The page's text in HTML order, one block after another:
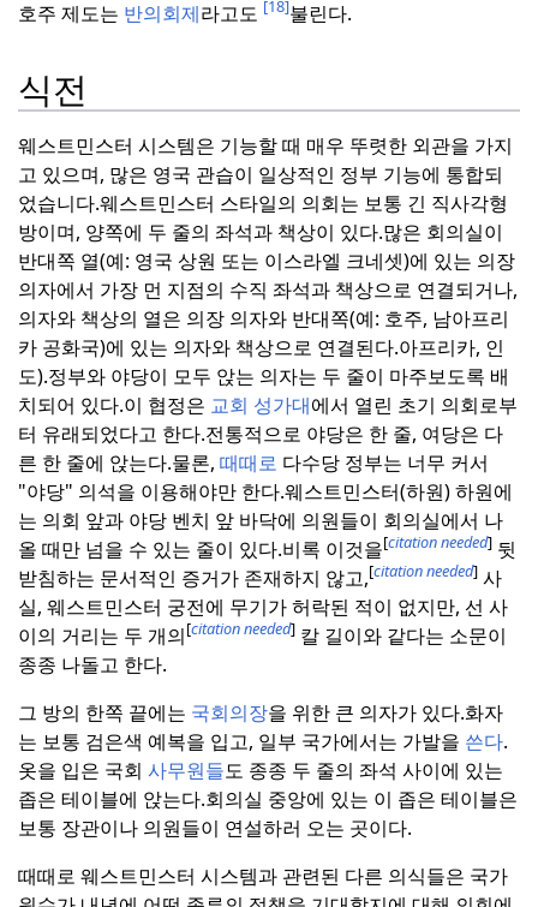
호주 제도는 반의회제라고도 [18]불린다.
식전
웨스트민스터 시스템은 기능할 때 매우 뚜렷한 외관을 가지
고 있으며, 많은 영국 관습이 일상적인 정부 기능에 통합되
었습니다.웨스트민스터 스타일의 의회는 보통 긴 직사각형
방이며, 양쪽에 두 줄의 좌석과 책상이 있다.많은 회의실이
반대쪽 열(예: 영국 상원 또는 이스라엘 크네셋)에 있는 의장
의자에서 가장 먼 지점의 수직 좌석과 책상으로 연결되거나,
의자와 책상의 열은 의장 의자와 반대쪽(예: 호주, 남아프리
카 공화국)에 있는 의자와 책상으로 연결된다.아프리카, 인
도).정부와 야당이 모두 앉는 의자는 두 줄이 마주보도록 배
치되어 있다.이 협정은 교회 성가대에서 열린 초기 의회로부
터 유래되었다고 한다.전통적으로 야당은 한 줄, 여당은 다
른 한 줄에 앉는다.물론, 때때로 다수당 정부는 너무 커서
"야당" 의석을 이용해야만 한다.웨스트민스터(하원) 하원에
는 의회 앞과 야당 벤치 앞 바닥에 의원들이 회의실에서 나
올 때만 넘을 수 있는 줄이 있다.비록 이것을[citation needed] 뒷
받침하는 문서적인 증거가 존재하지 않고,[citation needed] 사
실, 웨스트민스터 궁전에 무기가 허락된 적이 없지만, 선 사
이의 거리는 두 개의[citation needed] 칼 길이와 같다는 소문이
종종 나돌고 한다.
그 방의 한쪽 끝에는 국회의장을 위한 큰 의자가 있다.화자
는 보통 검은색 예복을 입고, 일부 국가에서는 가발을 쓴다.
옷을 입은 국회 사무원들도 종종 두 줄의 좌석 사이에 있는
좁은 테이블에 앉는다.회의실 중앙에 있는 이 좁은 테이블은
보통 장관이나 의원들이 연설하러 오는 곳이다.
때때로 웨스트민스터 시스템과 관련된 다른 의식들은 국가